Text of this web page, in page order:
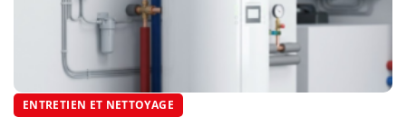
ENTRETIEN ET NETTOYAGE